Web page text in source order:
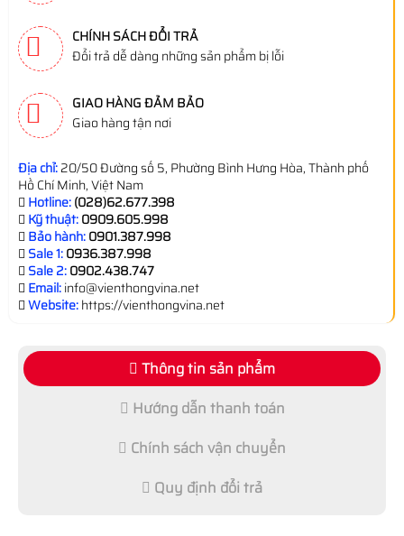
CHÍNH SÁCH ĐỔI TRẢ
Đổi trả dễ dàng những sản phẩm bị lỗi
GIAO HÀNG ĐẢM BẢO
Giao hàng tận nơi
Địa chỉ:20/50 Đường số 5, Phường Bình Hưng Hòa, Thành phố
Hồ Chí Minh, Việt Nam
Hotline:(028)62.677.398
Kỹ thuật:0909.605.998
Bảo hành:0901.387.998
Sale 1:0936.387.998
Sale 2:0902.438.747
Email:info@vienthongvina.net
Website:https://vienthongvina.net
Thông tin sản phẩm
Hướng dẫn thanh toán
Chính sách vận chuyển
Quy định đổi trả